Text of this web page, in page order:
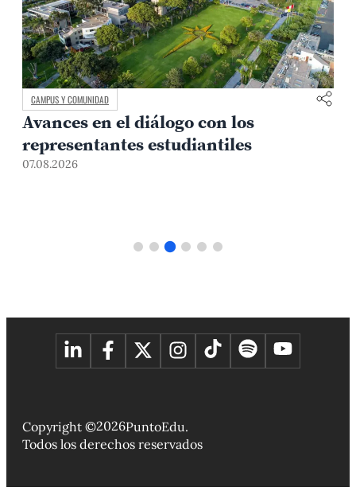
con los
Proyecto de
en Amazonas: una red
Copyright ©2026PuntoEdu.
Todos los derechos reservados